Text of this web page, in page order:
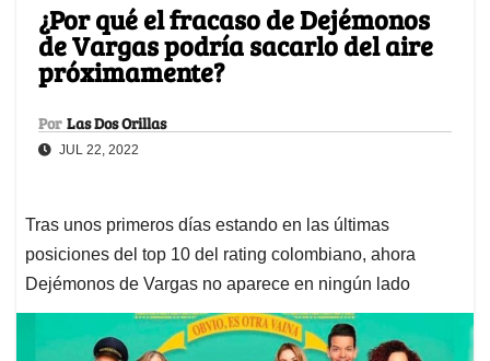
¿Por qué el fracaso de Dejémonos
de Vargas podría sacarlo del aire
próximamente?
Por Las Dos Orillas
JUL 22, 2022
Tras unos primeros días estando en las últimas
posiciones del top 10 del rating colombiano, ahora
Dejémonos de Vargas no aparece en ningún lado